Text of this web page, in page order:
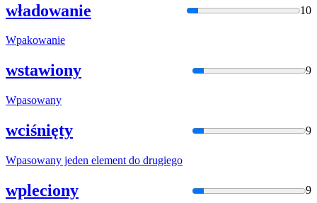
władowanie 10
Wpakowanie
wstawiony 9
Wpasowany
wciśnięty 9
Wpasowany jeden element do drugiego
wpleciony 9